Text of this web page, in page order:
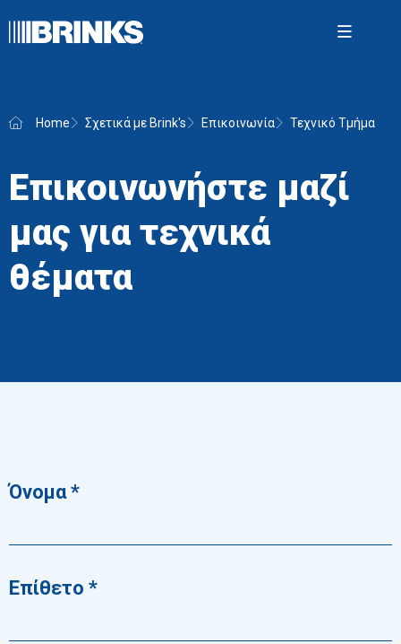
Open
Home Σχετικά με Brink's Επικοινωνία Τεχνικό Τμήμα
Επικοινωνήστε μαζί
μας για τεχνικά
θέματα
Όνομα
Επίθετο